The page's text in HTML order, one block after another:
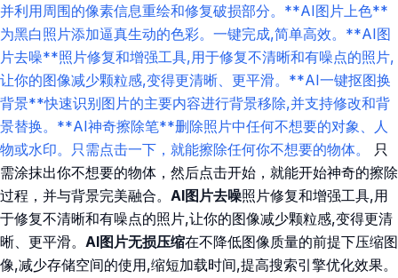
并利用周围的像素信息重绘和修复破损部分。**AI图片上色**
为黑白照片添加逼真生动的色彩。一键完成,简单高效。**AI图
片去噪**照片修复和增强工具,用于修复不清晰和有噪点的照片,
让你的图像减少颗粒感,变得更清晰、更平滑。**AI一键抠图换
背景**快速识别图片的主要内容进行背景移除,并支持修改和背
景替换。**AI神奇擦除笔**删除照片中任何不想要的对象、人
物或水印。只需点击一下，就能擦除任何你不想要的物体。
只
需涂抹出你不想要的物体，然后点击开始，就能开始神奇的擦除
过程，并与背景完美融合。 AI图片去噪照片修复和增强工具,用
于修复不清晰和有噪点的照片,让你的图像减少颗粒感,变得更清
晰、更平滑。 AI图片无损压缩在不降低图像质量的前提下压缩图
像,减少存储空间的使用,缩短加载时间,提高搜索引擎优化效果。